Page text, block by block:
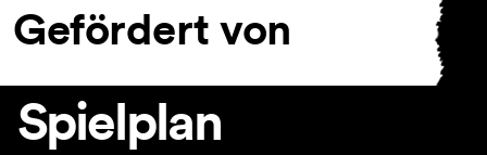
Gefördert von
Spielplan